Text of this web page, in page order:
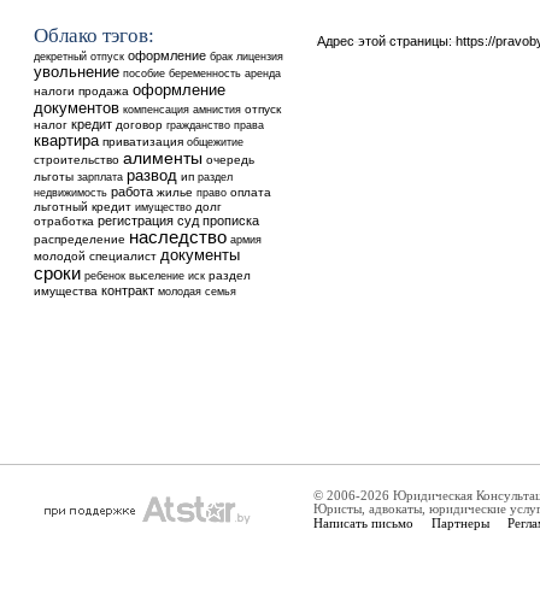
Облако тэгов:
декретный отпуск оформление брак лицензия
увольнение пособие беременность аренда
налоги продажа оформление
документов компенсация амнистия отпуск
налог кредит договор гражданство права
квартира приватизация общежитие
строительство алименты очередь
льготы зарплата развод ип раздел
недвижимость работа жилье право оплата
льготный кредит имущество долг
отработка регистрация суд прописка
распределение наследство армия
молодой специалист документы
сроки ребенок выселение иск раздел
имущества контракт молодая семья
Адрес этой страницы: https://
© 2006-2026 Юридическая
Юристы, адвокаты, юридические
Написать письмо Партнеры